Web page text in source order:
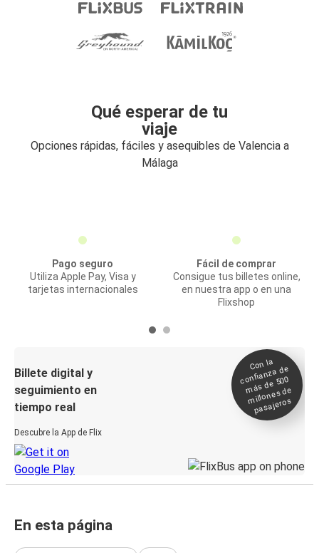
Qué esperar de tu
viaje
Opciones rápidas, fáciles y asequibles de Valencia a
Málaga
Pago seguro
Utiliza Apple Pay, Visa y
tarjetas internacionales
Fácil de comprar
Consigue tus billetes online,
en nuestra app o en una
Flixshop
Billete digital y
seguimiento en
tiempo real
Descubre la App de Flix
Con la
confianza de
más de 500
millones de
pasajeros
En esta página